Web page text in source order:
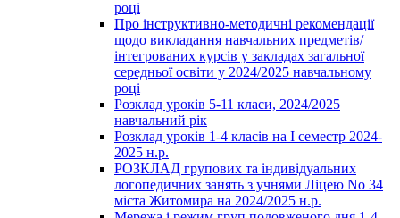
році
Про інструктивно-методичні рекомендації
щодо викладання навчальних предметів/
інтегрованих курсів у закладах загальної
середньої освіти у 2024/2025 навчальному
році
Розклад уроків 5-11 класи, 2024/2025
навчальний рік
Розклад уроків 1-4 класів на І семестр 2024-
2025 н.р.
РОЗКЛАД групових та індивідуальних
логопедичних занять з учнями Ліцею No 34
міста Житомира на 2024/2025 н.р.